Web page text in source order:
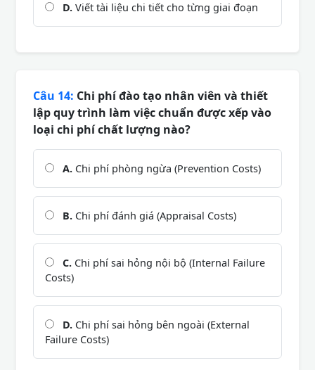
D. Viết tài liệu chi tiết cho từng giai đoạn
Câu 14: Chi phí đào tạo nhân viên và thiết
lập quy trình làm việc chuẩn được xếp vào
loại chi phí chất lượng nào?
A. Chi phí phòng ngừa (Prevention Costs)
B. Chi phí đánh giá (Appraisal Costs)
C. Chi phí sai hỏng nội bộ (Internal Failure
Costs)
D. Chi phí sai hỏng bên ngoài (External
Failure Costs)